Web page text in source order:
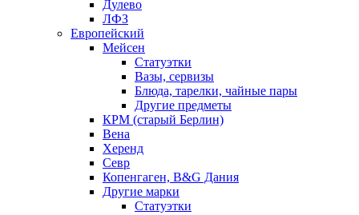
Дулево
ЛФЗ
Европейский
Мейсен
Статуэтки
Вазы, сервизы
Блюда, тарелки, чайные пары
Другие предметы
КРМ (старый Берлин)
Вена
Херенд
Севр
Копенгаген, B&G Дания
Другие марки
Статуэтки